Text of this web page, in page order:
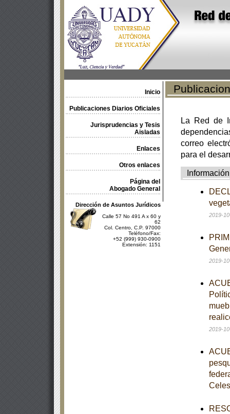
Inicio
Publicaciones Diarios Oficiales
Jurisprudencias y Tesis
Aisladas
Enlaces
Otros enlaces
Página del
Abogado General
Dirección de Asuntos Jurídicos
Calle 57 No 491 A x 60 y
62
Col. Centro, C.P. 97000
Teléfono/Fax:
+52 (999) 930-0900
Extensión: 1151
La Red de
correo
para el
Información
2019-
2019-
2019-